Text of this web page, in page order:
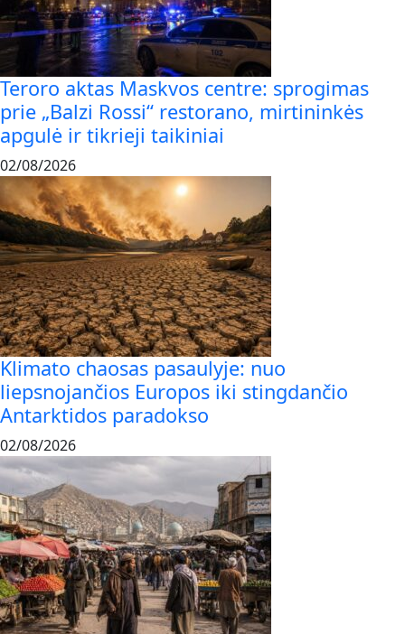
Teroro aktas Maskvos centre: sprogimas
prie „Balzi Rossi“ restorano, mirtininkės
apgulė ir tikrieji taikiniai
02/08/2026
Klimato chaosas pasaulyje: nuo
liepsnojančios Europos iki stingdančio
Antarktidos paradokso
02/08/2026